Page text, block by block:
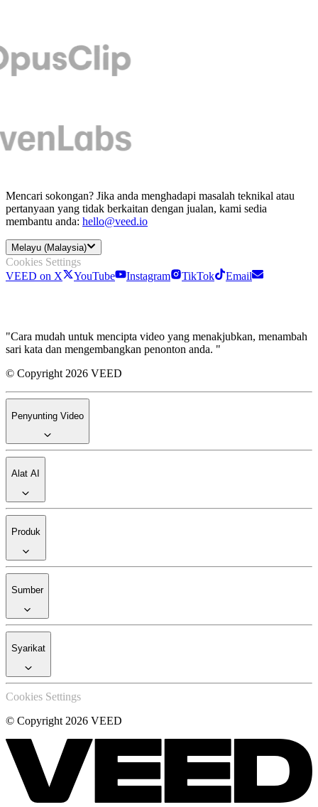
Mencari sokongan? Jika anda menghadapi masalah teknikal atau
pertanyaan yang tidak berkaitan dengan jualan, kami sedia
membantu anda: hello@veed.io
Melayu (Malaysia)
Cookies Settings
VEED on X
YouTube Instagram TikTok Email
"Cara mudah untuk mencipta video yang menakjubkan, menambah
sari kata dan mengembangkan penonton anda. "
© Copyright 2026 VEED
Penyunting Video
Alat AI
Produk
Sumber
Syarikat
Cookies Settings
© Copyright 2026 VEED